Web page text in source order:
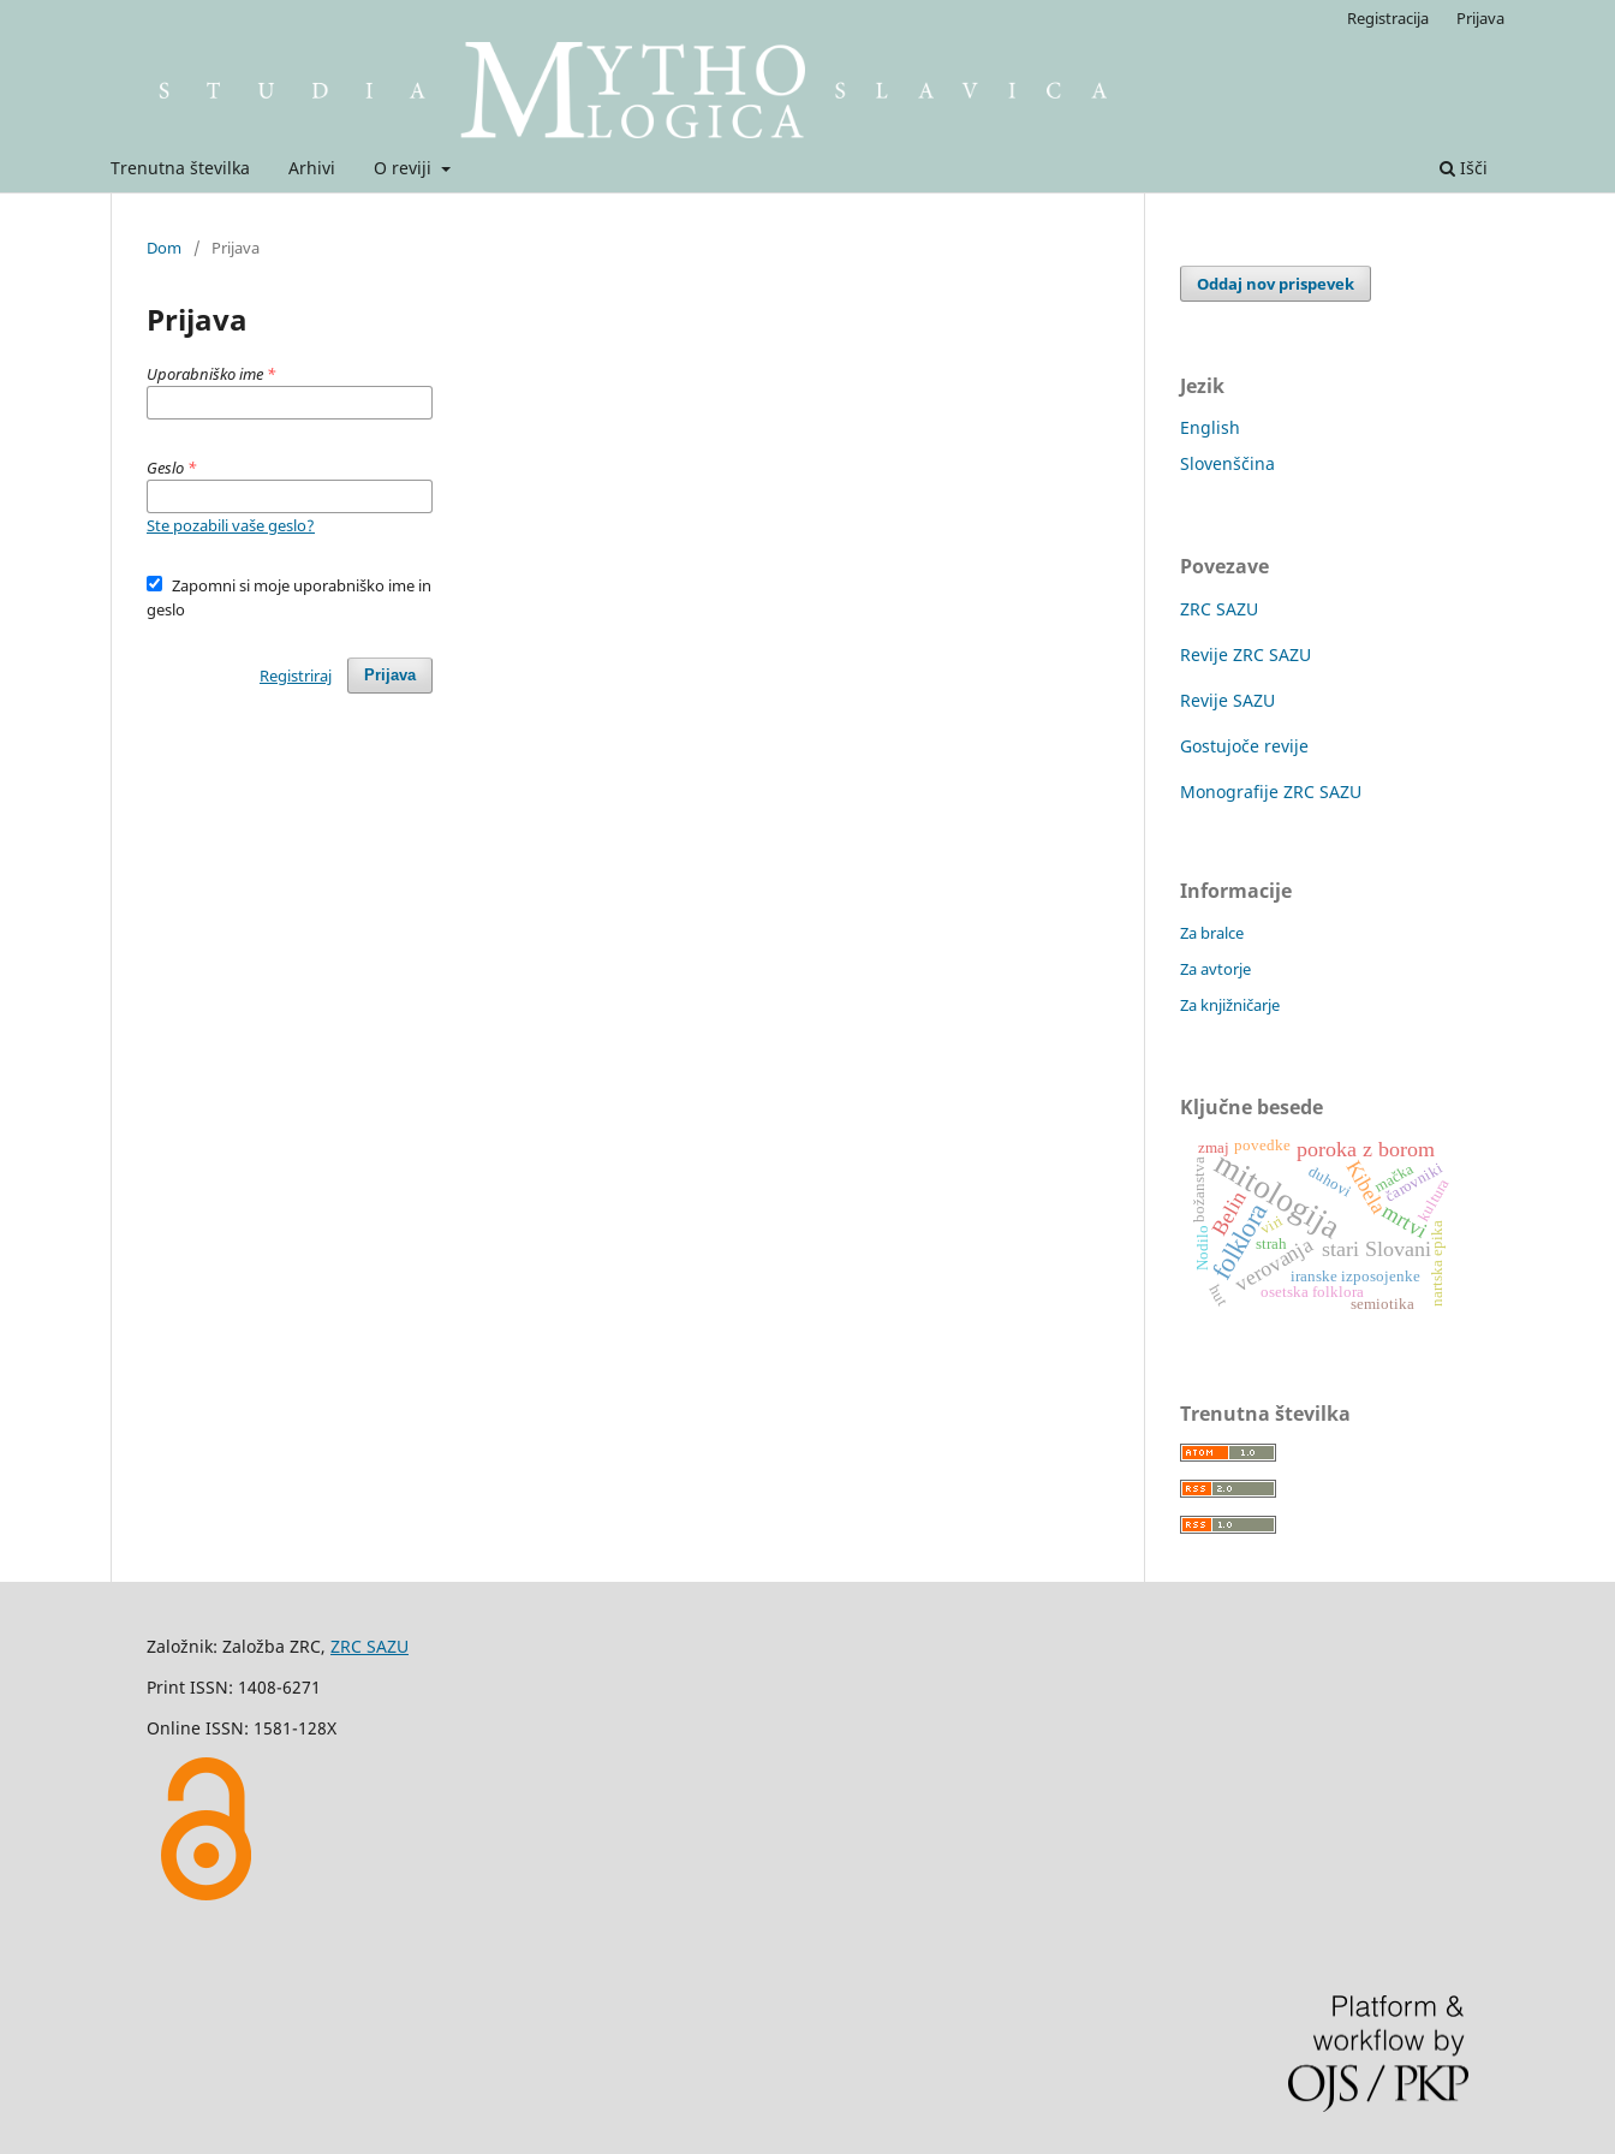
Trenutna številka Arhivi O reviji Išči
Registracija Prijava
Dom / Prijava
Prijava
Uporabniško ime *
Geslo *
Ste pozabili vaše geslo?
Zapomni si moje uporabniško ime in
geslo
Prijava
Registriraj
Oddaj nov prispevek
Jezik
English
Slovenščina
Povezave
ZRC SAZU
Revije ZRC SAZU
Revije SAZU
Gostujoče revije
Monografije ZRC SAZU
Informacije
Za bralce
Za avtorje
Za knjižničarje
Ključne besede
mitologija
folklora
Kibela
stari Slovani
mrtvi
verovanja
poroka z borom
Belin
nartska epika
iranske izposojenke
osetska folklora
viri
čarovniki
kultura
strah
semiotika
mačka
Nodilo
božanstva
povedke
duhovi
hut
zmaj
Trenutna številka
Založnik: Založba ZRC, ZRC SAZU
Print ISSN: 1408-6271
Online ISSN: 1581-128X